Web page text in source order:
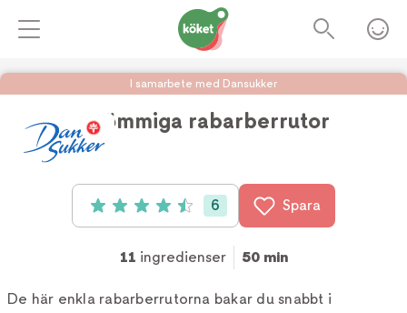
I samarbete med Dansukker
Drömmiga rabarberrutor
Betyg: 4.5 av 5 (6 röster)
6 Spara
11 ingredienser 50 min
De här enkla rabarberrutorna bakar du snabbt i